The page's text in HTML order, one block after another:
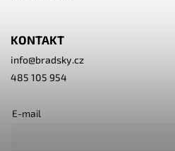
KONTAKT
info@bradsky.cz
485 105 954
E-mail